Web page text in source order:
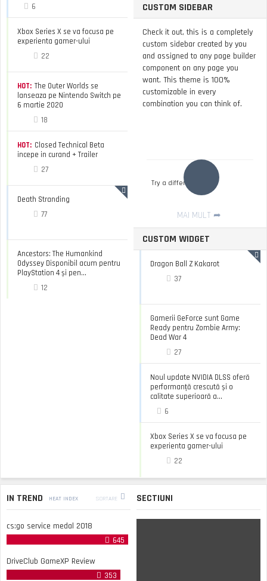
6
Xbox Series X se va focusa pe
experienta gamer-ului
22
HOT: The Outer Worlds se
lanseaza pe Nintendo Switch pe
6 martie 2020
18
HOT: Closed Technical Beta
incepe in curand + Trailer
27
Death Stranding
77
Ancestors: The Humankind
Odyssey Disponibil acum pentru
PlayStation 4 și pen...
12
CUSTOM SIDEBAR
Check it out, this is a completely
custom sidebar created by you
and assigned to any page builder
component on any page you
want. This theme is 100%
customizable in every
combination you can think of.
Try a different filter
MAI MULT
CUSTOM WIDGET
Dragon Ball Z Kakarot
37
Gamerii GeForce sunt Game
Ready pentru Zombie Army:
Dead War 4
27
Noul update NVIDIA DLSS oferă
performanță crescută și o
calitate superioară a...
6
Xbox Series X se va focusa pe
experienta gamer-ului
22
IN TREND HEAT INDEX SORTARE
cs:go service medal 2018
645
DriveClub GameXP Review
353
SECTIUNI